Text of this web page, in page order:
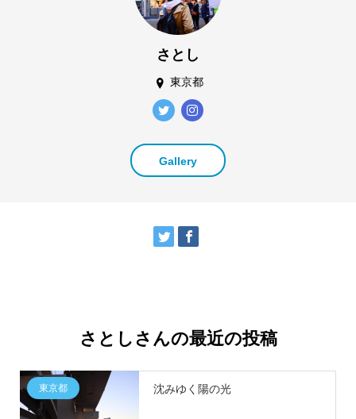
さとし
東京都
Gallery
さとしさんの最近の投稿
東京都 沈みゆく陽の光